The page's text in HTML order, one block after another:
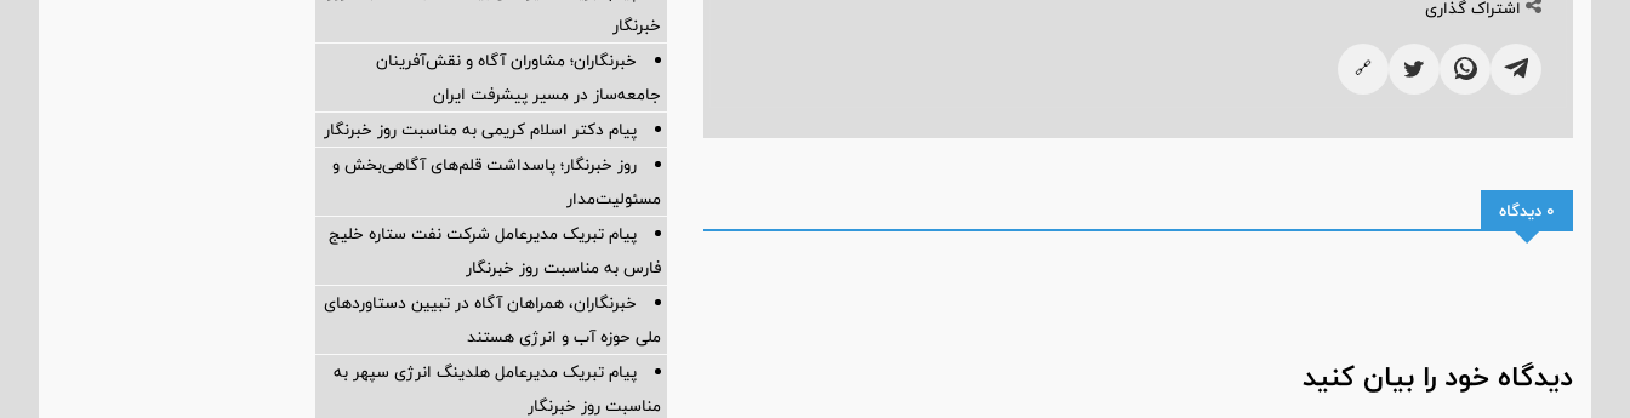
اشتراک گذاری
🔗
0 دیدگاه
دیدگاه خود را بیان کنید
خبرنگار
خبرنگاران؛ مشاوران آگاه و نقش‌آفرینان
جامعه‌ساز در مسیر پیشرفت ایران
پیام دکتر اسلام کریمی به مناسبت روز خبرنگار
روز خبرنگار؛ پاسداشت قلم‌های آگاهی‌بخش و
مسئولیت‌مدار
پیام تبریک مدیرعامل شرکت نفت ستاره خلیج
فارس به مناسبت روز خبرنگار
خبرنگاران، همراهان آگاه در تبیین دستاوردهای
ملی حوزه آب و انرژی هستند
پیام تبریک مدیرعامل هلدینگ انرژی سپهر به
مناسبت روز خبرنگار